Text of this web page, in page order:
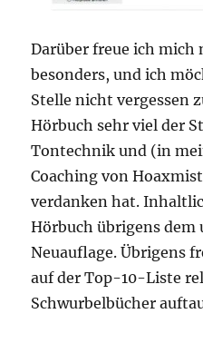
Darüber freue ich mich
besonders, und ich
Stelle nicht vergessen
Hörbuch sehr viel der
Tontechnik und (in
Coaching von
verdanken hat.
Hörbuch übrigens
Neuauflage. Übrigens
auf der Top-10-Liste
Schwurbelbücher